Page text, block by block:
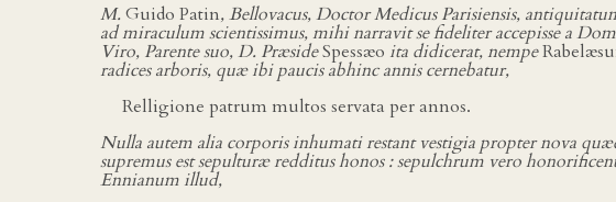
M. Guido Patin, Bellovacus, Doctor Medicus Parisiensis,
ad miraculum scientissimus, mihi narravit se fideliter accepisse a
Viro, Parente suo, D. PræsideSpessæo ita didicerat, nempe
radices arboris, quæ ibi paucis abhinc annis cernebatur,
Relligione patrum multos servata per annos.
Nulla autem alia corporis inhumati restant vestigia propter nova
supremus est sepulturæ redditus honos : sepulchrum vero
Ennianum illud,